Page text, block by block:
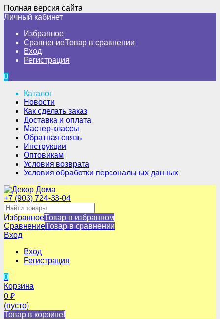
Полная версия сайта
Личный кабинет
Избранное
СравнениеТовар в сравнении
Вход
Регистрация
0
Каталог
Новости
Как сделать заказ
Доставка и оплата
Мастер-классы
Обратная связь
Инструкции
Оптовикам
Условия возврата
Условия обработки персональных данных
+7 (903) 724-33-04
ИзбранноеТовар в избранном
СравнениеТовар в сравнении
Вход
Вход
Регистрация
0
Корзина
0 ₽
(пусто)
Товар в корзине!